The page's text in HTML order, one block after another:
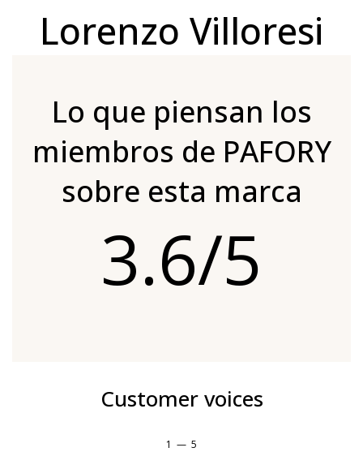
Lorenzo Villoresi
Lo que piensan los
miembros de PAFORY
sobre esta marca
3.6/5
Customer voices
1 — 5